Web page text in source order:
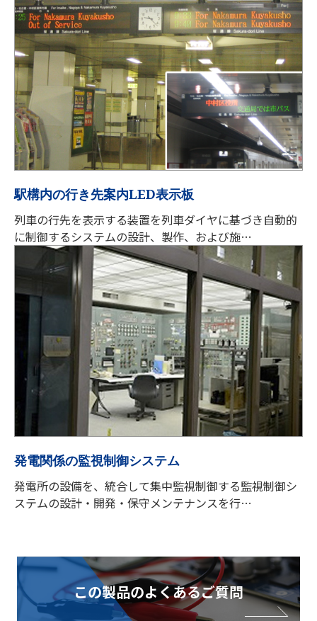
駅構内の行き先案内LED表示板
列車の行先を表示する装置を列車ダイヤに基づき自動的
に制御するシステムの設計、製作、および施…
発電関係の監視制御システム
発電所の設備を、統合して集中監視制御する監視制御シ
ステムの設計・開発・保守メンテナンスを行…
この製品のよくあるご質問